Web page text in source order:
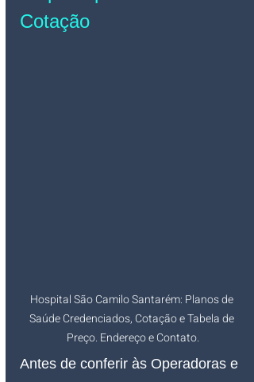
Cotação
Hospital São Camilo Santarém: Planos de
Saúde Credenciados, Cotação e Tabela de
Preço. Endereço e Contato.
Antes de conferir às Operadoras e